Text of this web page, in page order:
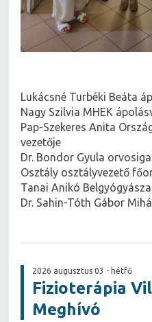
Lukácsné Turbéki Beáta
Nagy Szilvia MHEK
Pap-Szekeres Anita
vezetője
Dr. Bondor Gyula
Osztály osztályvezető
Tanai Anikó
Dr. Sahin-Tóth Gábor
2026 augusztus 03 - hétfő
Fizioterápia
Meghívó